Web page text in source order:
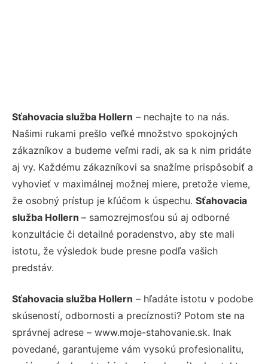
Sťahovacia služba Hollern – nechajte to na nás.
Našimi rukami prešlo veľké množstvo spokojných
zákazníkov a budeme veľmi radi, ak sa k nim pridáte
aj vy. Každému zákazníkovi sa snažíme prispôsobiť a
vyhovieť v maximálnej možnej miere, pretože vieme,
že osobný prístup je kľúčom k úspechu. Sťahovacia
služba Hollern – samozrejmosťou sú aj odborné
konzultácie či detailné poradenstvo, aby ste mali
istotu, že výsledok bude presne podľa vašich
predstáv.
Sťahovacia služba Hollern – hľadáte istotu v podobe
skúseností, odbornosti a precíznosti? Potom ste na
správnej adrese – www.moje-stahovanie.sk. Inak
povedané, garantujeme vám vysokú profesionalitu,